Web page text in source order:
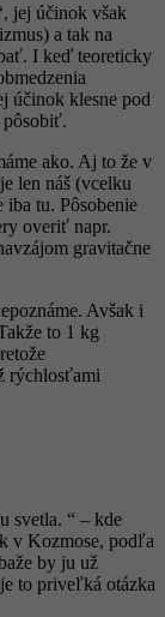
jej účinok však
a tak na
I keď teoreticky
účinok klesne pod
pôsobiť.
ako. Aj to že v
len náš (vcelku
tu. Pôsobenie
overiť napr.
gravitačne
Avšak i
to 1 kg
rýchlosťami
svetla. “ – kde
v Kozmose, podľa
by ju už
to priveľká otázka